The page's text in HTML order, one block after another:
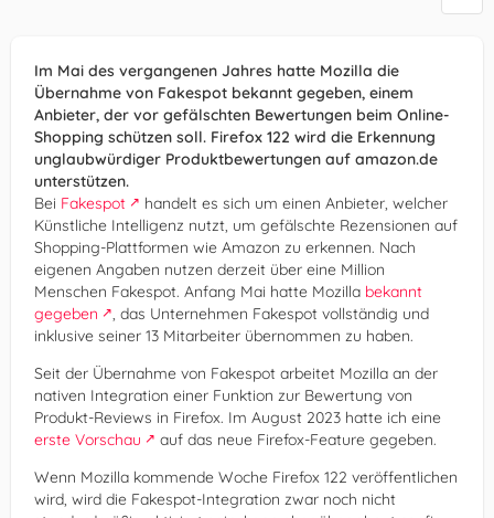
Im Mai des vergangenen Jahres hatte Mozilla die
Übernahme von Fakespot bekannt gegeben, einem
Anbieter, der vor gefälschten Bewertungen beim Online-
Shopping schützen soll. Firefox 122 wird die Erkennung
unglaubwürdiger Produktbewertungen auf amazon.de
unterstützen.
Bei Fakespot
handelt es sich um einen Anbieter, welcher
Künstliche Intelligenz nutzt, um gefälschte Rezensionen auf
Shopping-Plattformen wie Amazon zu erkennen. Nach
eigenen Angaben nutzen derzeit über eine Million
Menschen Fakespot. Anfang Mai hatte Mozilla bekannt
gegeben
, das Unternehmen Fakespot vollständig und
inklusive seiner 13 Mitarbeiter übernommen zu haben.
Seit der Übernahme von Fakespot arbeitet Mozilla an der
nativen Integration einer Funktion zur Bewertung von
Produkt-Reviews in Firefox. Im August 2023 hatte ich eine
erste Vorschau
auf das neue Firefox-Feature gegeben.
Wenn Mozilla kommende Woche Firefox 122 veröffentlichen
wird, wird die Fakespot-Integration zwar noch nicht